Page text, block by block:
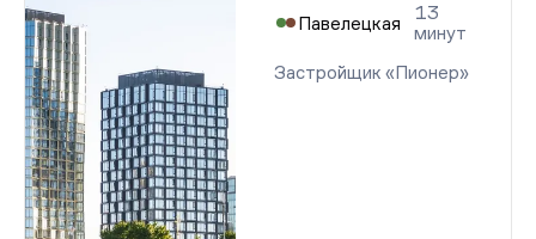
Павелецкая
13
минут
Застройщик «Пионер»